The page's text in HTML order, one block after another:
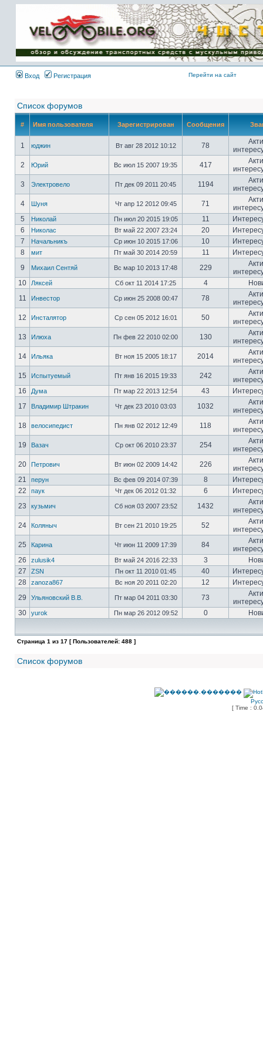
Имя пользователя:
Пароль:
{ LOG_ME_IN_SHORT
}
Вход
Регистрация Перейти на сайт
Список форумов
# Имя пользователя Зарегистрирован Сообщения
1 юджин Вт авг 28 2012 10:12 78
2
Юрий Вс июл 15 2007 19:35 417
3
Электровело Пт дек 09 2011 20:45 1194
4
Шуня Чт апр 12 2012 09:45 71
5
Николай Пн июл 20 2015 19:05 11
6
Николас Вт май 22 2007 23:24 20
7
Начальникъ Ср июн 10 2015 17:06 10
8
мит Пт май 30 2014 20:59 11
9
Михаил Сентяй Вс мар 10 2013 17:48 229
10
Ляксей Сб окт 11 2014 17:25 4
11
Инвестор Ср июн 25 2008 00:47 78
12
Инсталятор Ср сен 05 2012 16:01 50
13
Илюха Пн фев 22 2010 02:00 130
14
Ильяка Вт ноя 15 2005 18:17 2014
15
Испытуемый Пт янв 16 2015 19:33 242
16
Дума Пт мар 22 2013 12:54 43
17
Владимир Штракин Чт дек 23 2010 03:03 1032
18
велосипедист Пн янв 02 2012 12:49 118
19
Вазач Ср окт 06 2010 23:37 254
20
Петрович Вт июн 02 2009 14:42 226
21
перун Вс фев 09 2014 07:39 8
22
паук Чт дек 06 2012 01:32 6
23
кузьмич Сб ноя 03 2007 23:52 1432
24
Коляныч Вт сен 21 2010 19:25 52
25
Карина Чт июн 11 2009 17:39 84
26
zulusik4 Вт май 24 2016 22:33 3
27
ZSN Пн окт 11 2010 01:45 40
28
zanoza867 Вс ноя 20 2011 02:20 12
29
Ульяновский В.В. Пт мар 04 2011 03:30 73
30
yurok Пн мар 26 2012 09:52 0
Страница 1 из 17 [ Пользователей: 488 ]
Список форумов
[ Time :